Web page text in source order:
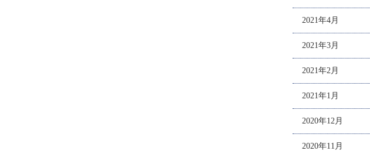
2021年4月
2021年3月
2021年2月
2021年1月
2020年12月
2020年11月